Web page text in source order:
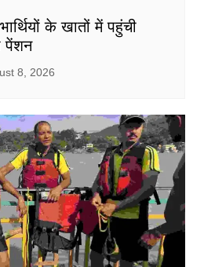
के खातों में पहुंची
पेंशन
8, 2026